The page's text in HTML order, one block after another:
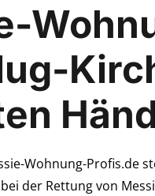
Wohnung-Profis.de
der Rettung von